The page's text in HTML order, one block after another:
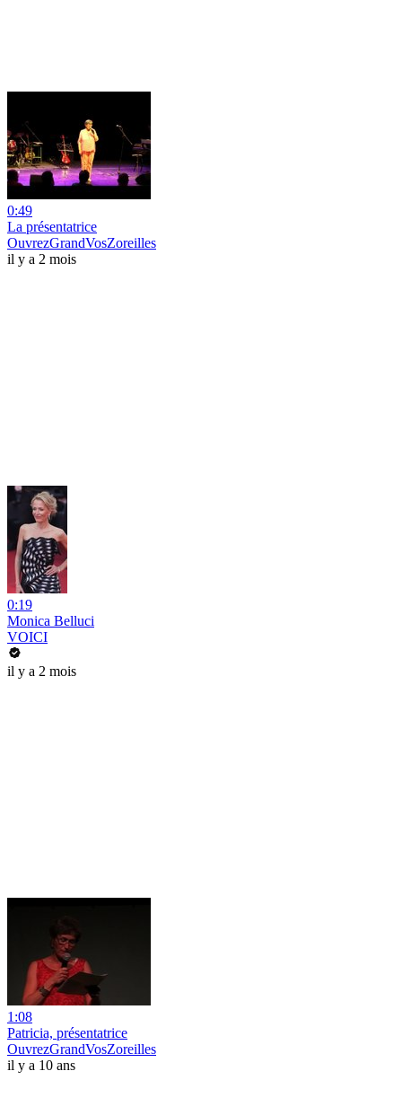
0:49
La présentatrice
OuvrezGrandVosZoreilles
il y a 2 mois
0:19
Monica Belluci
VOICI
il y a 2 mois
1:08
Patricia, présentatrice
OuvrezGrandVosZoreilles
il y a 10 ans